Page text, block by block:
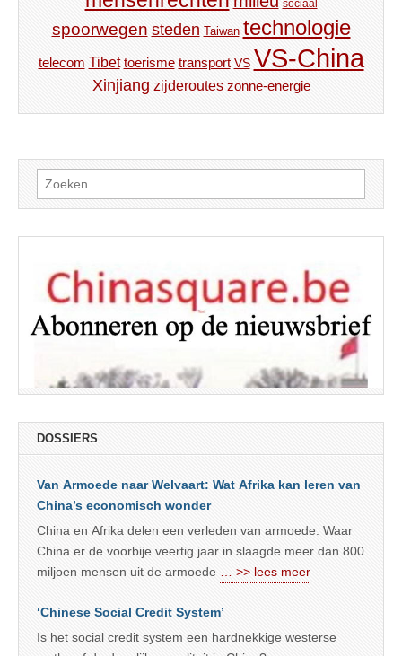
sociaal
spoorwegen steden Taiwan technologie
telecom Tibet toerisme transport VS VS-China
Xinjiang zijderoutes zonne-energie
Zoeken
naar:
DOSSIERS
Van Armoede naar Welvaart: Wat Afrika kan leren van
China’s economisch wonder
China en Afrika delen een verleden van armoede. Waar
China er de voorbije veertig jaar in slaagde meer dan 800
miljoen mensen uit de armoede
… >> lees meer
‘Chinese Social Credit System’
Is het social credit system een hardnekkige westerse